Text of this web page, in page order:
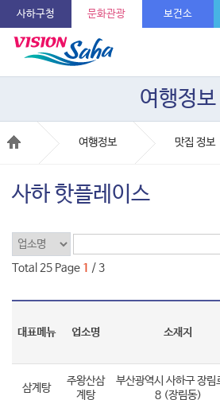
사하구청 문화관광 보건소
여행정보
여행정보 맛집 정보
사하 핫플레이스
Total 25 Page 1 / 3
대표메뉴 업소명 소재지
삼계탕
주왕산삼
계탕
부산광역시 사하구 장림
8 (장림동)